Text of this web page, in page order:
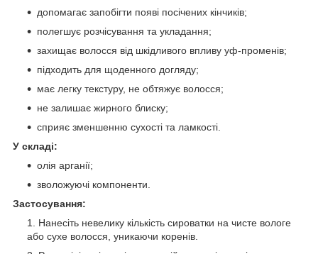
допомагає запобігти появі посічених кінчиків;
полегшує розчісування та укладання;
захищає волосся від шкідливого впливу уф-променів;
підходить для щоденного догляду;
має легку текстуру, не обтяжує волосся;
не залишає жирного блиску;
сприяє зменшенню сухості та ламкості.
У складі:
олія арганії;
зволожуючі компоненти.
Застосування:
Нанесіть невелику кількість сироватки на чисте вологе
або сухе волосся, уникаючи коренів.